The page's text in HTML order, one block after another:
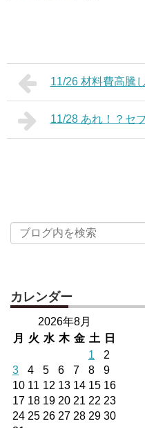
11/26 材料費高騰
11/28 あれ！？セ
カレンダー
2026年8月
月
火 水 木 金 土 日
1
2
3
4 5 6 7 8
9
10 11 12 13 14 15 16
17 18 19 20 21 22 23
24 25 26 27 28 29 30